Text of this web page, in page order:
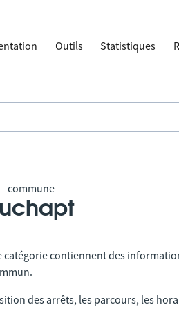
Outils Statistiques
commune
catégorie contiennent des
des arrêts, les parcours, les